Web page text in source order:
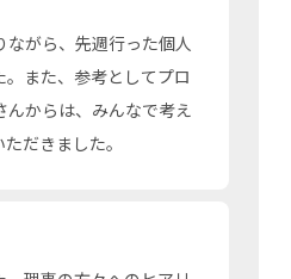
がら、先週行った個人
また、参考としてプロ
からは、みんなで考え
だきました。